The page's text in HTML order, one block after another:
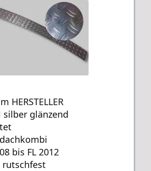
HERSTELLER
silber glänzend
bis FL 2012